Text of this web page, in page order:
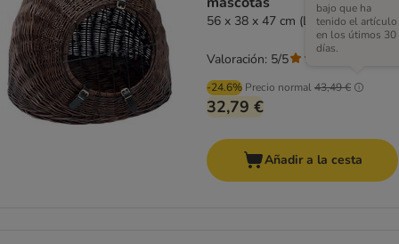
56 x 38 x 47 cm (L x An x Al)
-24.6% Precio normal43,49 €
bajo que ha
tenido el artículo
en los útimos 30
días.
32,79 €
Valoración: 5/5
Añadir a la cesta